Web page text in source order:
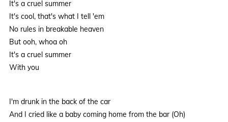
It's a cruel summer
It's cool, that's what I tell 'em
No rules in breakable heaven
But ooh, whoa oh
It's a cruel summer
With you
I'm drunk in the back of the car
And I cried like a baby coming home from the bar (Oh)